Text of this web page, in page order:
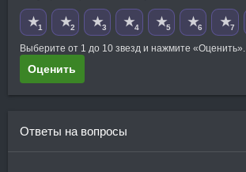
★1 ★2 ★3 ★4 ★5 ★6 ★7
Выберите от 1 до 10 звезд и нажмите «Оценить».
Оценить
Ответы на вопросы